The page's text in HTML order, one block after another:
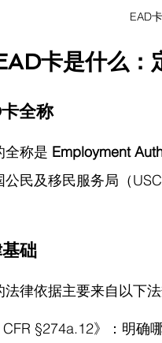
EAD
卡是什么：
全称
全称是 Employment
公民及移民服务局（
础
法律依据主要来自以下法
CFR §274a.12》：明确